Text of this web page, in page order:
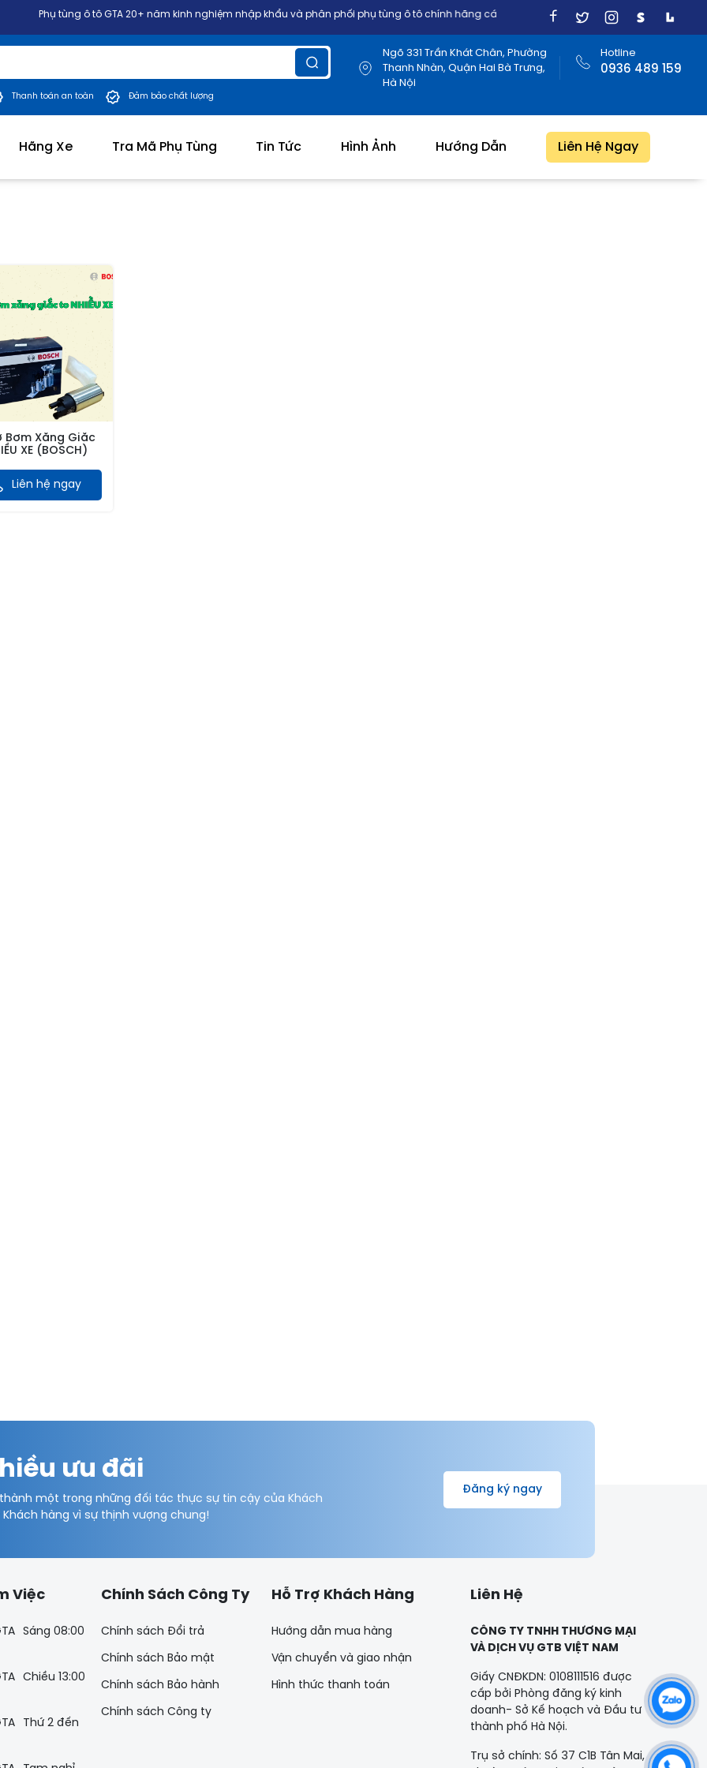
Phụ tùng ô tô GTA 20+ năm kinh nghiệm nhập khẩu và phân phối phụ tùng ô tô chính hãng các dòng xe Nhật, Mỹ, Đức, Hàn Quốc
Thanh toán an toàn Đảm bảo chất lượng
Ngõ 331 Trần Khát Chân, Phường
Thanh Nhàn, Quận Hai Bà Trưng,
Hà Nội
Hotline
0936 489 159
Hãng Xe Tra Mã Phụ Tùng Tin Tức Hình Ảnh Hướng Dẫn Liên Hệ Ngay
Bơm Xăng Giắc
XE (BOSCH)
Liên hệ ngay
ưu đãi
một trong những đối tác thực sự tin cậy của Khách
hàng vì sự thịnh vượng chung!
Đăng ký ngay
Việc
Sáng 08:00
Chiều 13:00
Thứ 2 đến
Chính Sách Công Ty
Chính sách Đổi trả
Chính sách Bảo mật
Chính sách Bảo hành
Chính sách Công ty
Hỗ Trợ Khách Hàng
Hướng dẫn mua hàng
Vận chuyển và giao nhận
Hình thức thanh toán
Liên Hệ
CÔNG TY TNHH THƯƠNG MẠI
VÀ DỊCH VỤ GTB VIỆT NAM
Giấy CNĐKDN: 0108111516 được
cấp bởi Phòng đăng ký kinh
doanh- Sở Kế hoạch và Đầu tư
thành phố Hà Nội.
Trụ sở chính: Số 37 C1B Tân Mai,